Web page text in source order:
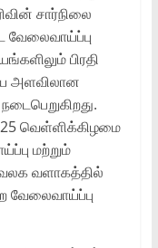
சார்நிலை
பிரதி
அளவிலான
வெள்ளிக்கிழமை
மற்றும்
வளாகத்தில்
வேலைவாய்ப்பு